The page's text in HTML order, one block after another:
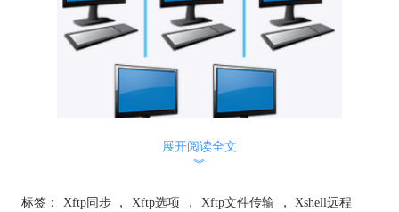
FTP是在Internet上传输文件的常用协议，所有主流操作系统都支
展开阅读全文
︾
标签： Xftp同步 ， Xftp选项 ， Xftp文件传输 ， Xshell远程